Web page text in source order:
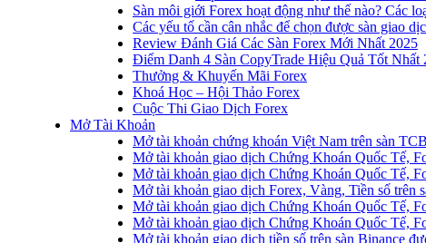
Sàn môi giới Forex hoạt động như thế nào? Các
Các yếu tố cần cân nhắc để chọn được sàn giao
Review Đánh Giá Các Sàn Forex Mới Nhất 2025
Điểm Danh 4 Sàn CopyTrade Hiệu Quả Tốt Nhất
Thưởng & Khuyến Mãi Forex
Khoá Học – Hội Thảo Forex
Cuộc Thi Giao Dịch Forex
Mở Tài Khoản
Mở tài khoản chứng khoán Việt Nam trên sàn
Mở tài khoản giao dịch Chứng Khoán Quốc Tế,
Mở tài khoản giao dịch Chứng Khoán Quốc Tế,
Mở tài khoản giao dịch Forex, Vàng, Tiền số trên
Mở tài khoản giao dịch Chứng Khoán Quốc Tế,
Mở tài khoản giao dịch Chứng Khoán Quốc Tế,
Mở tài khoản giao dịch tiền số trên sàn Binance